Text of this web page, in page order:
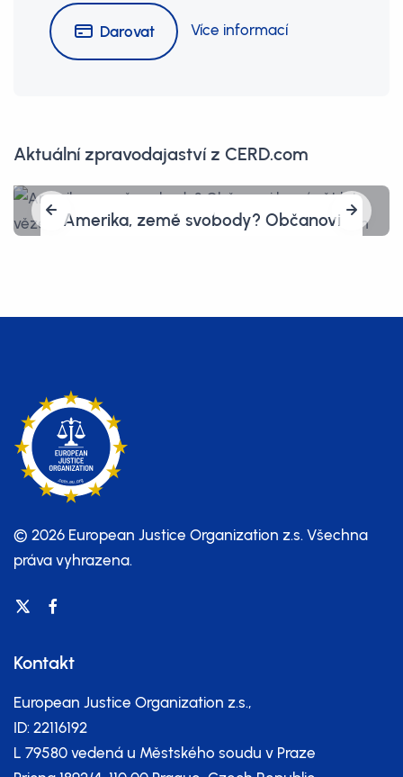
Darovat Více informací
Aktuální zpravodajaství z CERD.com
Amerika, země svobody? Občanovi
© 2026 European Justice Organization z.s. Všechna
práva vyhrazena.
Kontakt
European Justice Organization z.s.,
ID: 22116192
L 79580 vedená u Městského soudu v Praze